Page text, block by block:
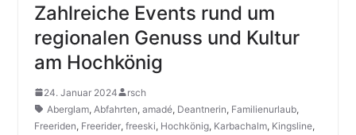
Zahlreiche Events rund um
regionalen Genuss und Kultur
am Hochkönig
24. Januar 2024
rsch
Aberglam, Abfahrten, amadé, Deantnerin, Familienurlaub,
Freeriden, Freerider, freeski, Hochkönig, Karbachalm, Kingsline,